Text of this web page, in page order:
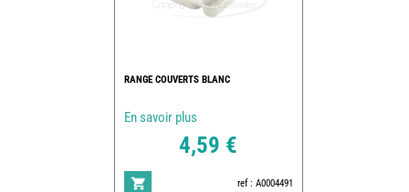
RANGE COUVERTS BLANC
En savoir plus
4,59 €
ref : A0004491